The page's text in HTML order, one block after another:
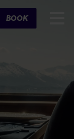
Cart
BOOK